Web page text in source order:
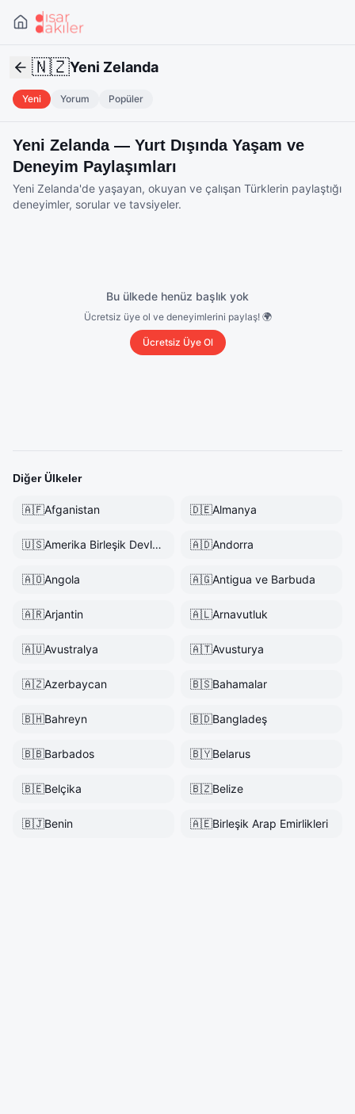
🇳🇿Yeni Zelanda
Yeni Yorum Popüler
Yeni Zelanda— Yurt Dışında Yaşam ve
Deneyim Paylaşımları
Yeni Zelanda'de yaşayan, okuyan ve çalışan Türklerin paylaştığı
deneyimler, sorular ve tavsiyeler.
Bu ülkede henüz başlık yok
Ücretsiz üye ol ve deneyimlerini paylaş! 🌍
Ücretsiz Üye Ol
Diğer Ülkeler
🇦🇫Afganistan 🇩🇪Almanya
🇺🇸 Amerika Birleşik Devletleri 🇦🇩Andorra
🇦🇴Angola 🇦🇬Antigua ve Barbuda
🇦🇷Arjantin 🇦🇱Arnavutluk
🇦🇺Avustralya 🇦🇹Avusturya
🇦🇿Azerbaycan 🇧🇸Bahamalar
🇧🇭Bahreyn 🇧🇩Bangladeş
🇧🇧Barbados 🇧🇾Belarus
🇧🇪Belçika 🇧🇿Belize
🇧🇯Benin 🇦🇪Birleşik Arap Emirlikleri